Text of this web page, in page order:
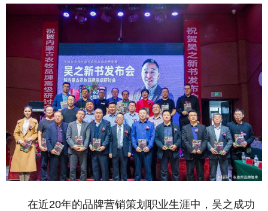
在近20年的品牌营销策划职业生涯中，吴之成功